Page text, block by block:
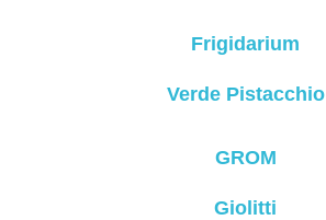
Frigidarium
Verde Pistacchio
GROM
Giolitti